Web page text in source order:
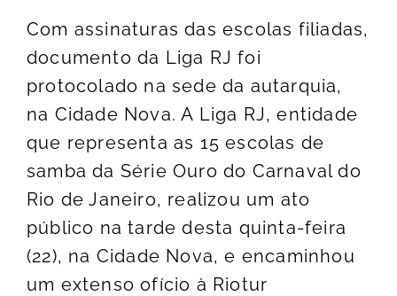
Com assinaturas das escolas filiadas,
documento da Liga RJ foi
protocolado na sede da autarquia,
na Cidade Nova. A Liga RJ, entidade
que representa as 15 escolas de
samba da Série Ouro do Carnaval do
Rio de Janeiro, realizou um ato
público na tarde desta quinta-feira
(22), na Cidade Nova, e encaminhou
um extenso ofício à Riotur